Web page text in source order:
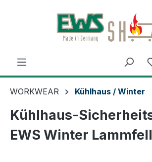
Zum Hauptinhalt springen
WORKWEAR Kühlhaus / Winter
Kühlhaus-
EWS Winter